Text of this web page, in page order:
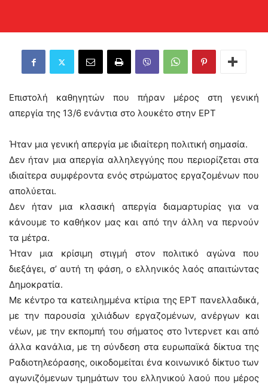
Επιστολή καθηγητών που πήραν μέρος στη γενική
απεργία της 13/6 ενάντια στο λουκέτο στην ΕΡΤ
Ήταν μια γενική απεργία με ιδιαίτερη πολιτική σημασία.
Δεν ήταν μια απεργία αλληλεγγύης που περιορίζεται στα
ιδιαίτερα συμφέροντα ενός στρώματος εργαζομένων που
απολύεται.
Δεν ήταν μια κλασική απεργία διαμαρτυρίας για να
κάνουμε το καθήκον μας και από την άλλη να περνούν
τα μέτρα.
Ήταν μια κρίσιμη στιγμή στον πολιτικό αγώνα που
διεξάγει, σ’ αυτή τη φάση, ο ελληνικός λαός απαιτώντας
Δημοκρατία.
Με κέντρο τα κατειλημμένα κτίρια της ΕΡΤ πανελλαδικά,
με την παρουσία χιλιάδων εργαζομένων, ανέργων και
νέων, με την εκπομπή του σήματος στο Ίντερνετ και από
άλλα κανάλια, με τη σύνδεση στα ευρωπαϊκά δίκτυα της
Ραδιοτηλεόρασης, οικοδομείται ένα κοινωνικό δίκτυο των
αγωνιζόμενων τμημάτων του ελληνικού λαού που μέρος